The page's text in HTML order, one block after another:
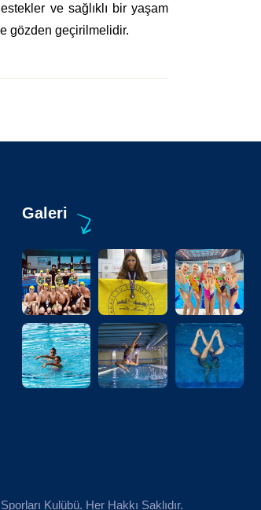
ve sağlıklı bir yaşam
gözden geçirilmelidir.
Galeri
Kulübü. Her Hakkı Saklıdır.